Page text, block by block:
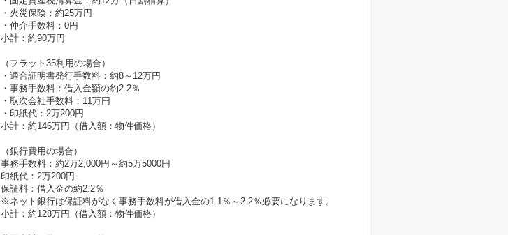
・火災保険：約25万円
・仲介手数料：0円
小計：約90万円
（フラット35利用の場合）
・適合証明書発行手数料：約8～12万円
・事務手数料：借入金額の約2.2％
・取次会社手数料：11万円
・印紙代：2万200円
小計：約146万円（借入額：物件価格）
（銀行費用の場合）
事務手数料：約2万2,000円～約5万5000円
印紙代：2万200円
保証料：借入金の約2.2％
※ネット銀行は保証料がなく事務手数料が借入金の1.1％～2.2％必要になります。
小計：約128万円（借入額：物件価格）